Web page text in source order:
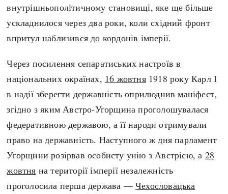
внутрішньополітичному становищі, яке ще більше
ускладнилося через два роки, коли східний фронт
впритул наблизився до кордонів імперії.
Через посилення сепаратиських настроїв в
національних окраїнах, 16 жовтня1918 року Карл І
в надії зберегти державність оприлюднив маніфест,
згідно з яким Австро-Угорщина проголошувалася
федеративною державою, а її народи отримували
право на державність. Наступного ж дня парламент
Угорщини розірвав особисту унію з Австрією, а 28
жовтня на території імперії незалежність
проголосила перша держава —Чехословацька